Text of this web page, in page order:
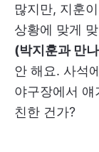
많지만, 지훈
상황에 맞게
(박지훈과 만
안 해요. 사석
야구장에서
친한 건가?